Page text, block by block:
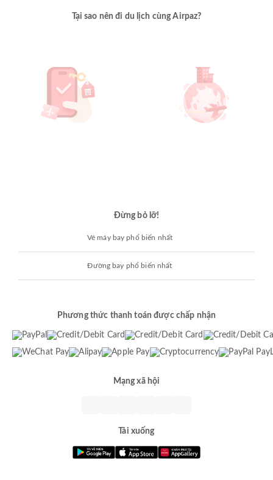
Tại sao nên đi du lịch cùng Airpaz?
Đừng bỏ lỡ!
Vé máy bay phổ biến nhất
Đường bay phổ biến nhất
Phương thức thanh toán được chấp nhận
Mạng xã hội
Tải xuống